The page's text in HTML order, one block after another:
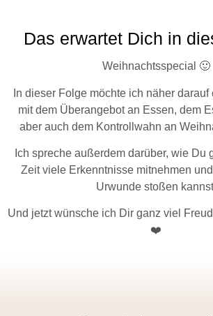
Das erwartet Dich in
Weihnachtsspecial 🙂
In dieser Folge möchte ich näher
mit dem Überangebot an Essen, dem
aber auch dem Kontrollwahn an
Ich spreche außerdem darüber, wie Du
Zeit viele Erkenntnisse mitnehmen
Urwunde stoßen
Und jetzt wünsche ich Dir ganz viel
❤️